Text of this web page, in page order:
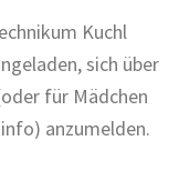
Kuchl
sich über
für Mädchen
anzumelden.